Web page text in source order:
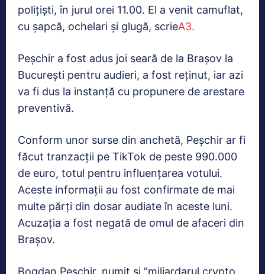
polițiști, în jurul orei 11.00. El a venit camuflat,
cu șapcă, ochelari și glugă, scrieA3.
Peșchir a fost adus joi seară de la Brașov la
București pentru audieri, a fost reținut, iar azi
va fi dus la instanță cu propunere de arestare
preventivă.
Conform unor surse din anchetă, Peșchir ar fi
făcut tranzacții pe TikTok de peste 990.000
de euro, totul pentru influențarea votului.
Aceste informații au fost confirmate de mai
multe părți din dosar audiate în aceste luni.
Acuzația a fost negată de omul de afaceri din
Brașov.
Bogdan Peşchir, numit şi ”miliardarul crypto